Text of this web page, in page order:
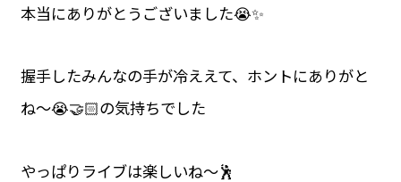
本当にありがとうございました😭✨
握手したみんなの手が冷ええて、ホントにありがと
ね〜😭🤝🏻の気持ちでした
やっぱりライブは楽しいね〜🕺